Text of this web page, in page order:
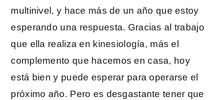
multinivel, y hace más de un año que estoy
esperando una respuesta. Gracias al trabajo
que ella realiza en kinesiología, más el
complemento que hacemos en casa, hoy
está bien y puede esperar para operarse el
próximo año. Pero es desgastante tener que